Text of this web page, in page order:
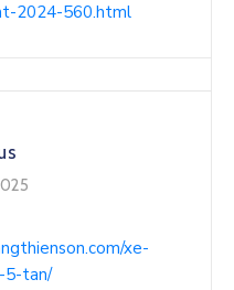
2024-560.html
xe-
5-tan/